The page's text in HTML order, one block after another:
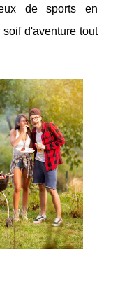
de sports en
d'aventure tout